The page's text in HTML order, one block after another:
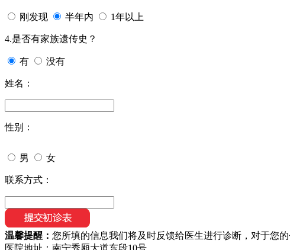
刚发现 半年内 1年以上
4.是否有家族遗传史？
有 没有
姓名：
性别：
男 女
联系方式：
温馨提醒： 您所填的信息我们将及时反馈给医生进行诊断，对于您
医院地址：南宁秀厢大道东段10号